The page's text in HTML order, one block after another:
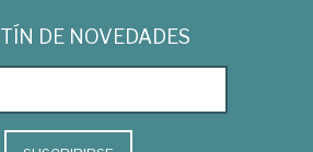
DE NOVEDADES